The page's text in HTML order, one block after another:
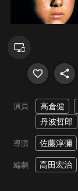
演員 高倉健
丹波哲郎
導演 佐藤淳彌
編劇 高田宏治